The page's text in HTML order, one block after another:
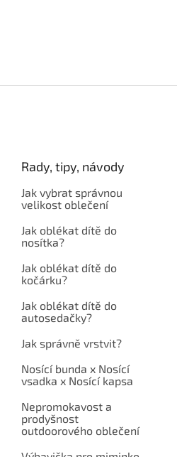
Rady, tipy, návody
Jak vybrat správnou
velikost oblečení
Jak oblékat dítě do
nosítka?
Jak oblékat dítě do
kočárku?
Jak oblékat dítě do
autosedačky?
Jak správně vrstvit?
Nosící bunda x Nosící
vsadka x Nosící kapsa
Nepromokavost a
prodyšnost
outdoorového oblečení